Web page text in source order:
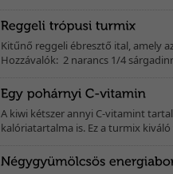
Kitűnő reggeli ébresztő ital, amely
Hozzávalók: 2 narancs 1/4
A kiwi kétszer annyi C-vitamint
kalóriatartalma is. Ez a turmix